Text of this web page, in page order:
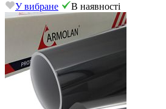
У вибране
В наявності